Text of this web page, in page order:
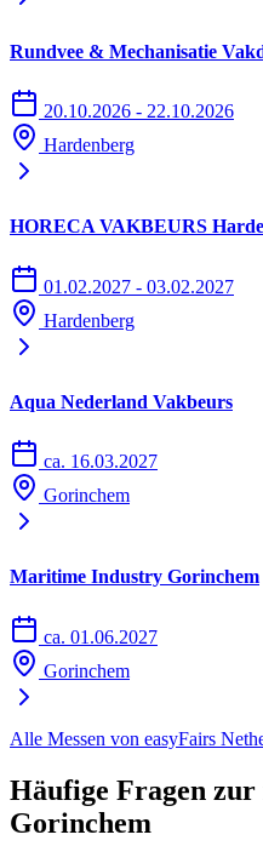
Rundvee & Mechanisatie
20.10.2026 - 22.10.2026
Hardenberg
HORECA VAKBEURS
01.02.2027 - 03.02.2027
Hardenberg
Aqua Nederland Vakbeurs
ca. 16.03.2027
Gorinchem
Maritime Industry Gorinchem
ca. 01.06.2027
Gorinchem
Alle Messen von easyFairs
Häufige Fragen zur
Gorinchem